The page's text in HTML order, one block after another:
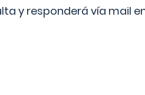
y responderá vía mail